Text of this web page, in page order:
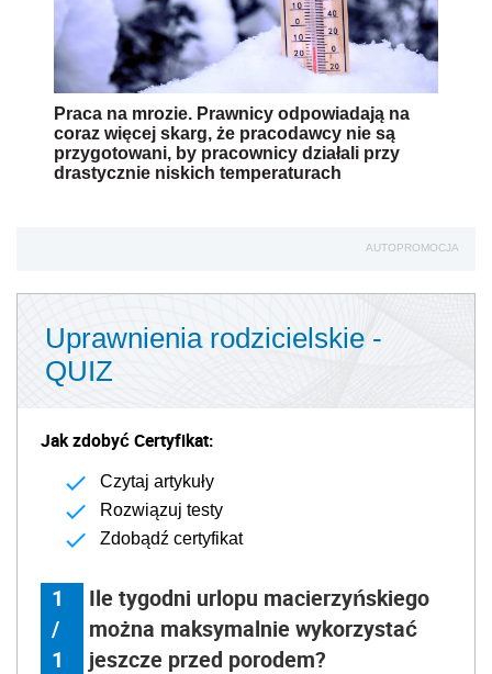
Praca na mrozie. Prawnicy odpowiadają na
coraz więcej skarg, że pracodawcy nie są
przygotowani, by pracownicy działali przy
drastycznie niskich temperaturach
AUTOPROMOCJA
Uprawnienia rodzicielskie -
QUIZ
Jak zdobyć Certyfikat:
Czytaj artykuły
Rozwiązuj testy
Zdobądź certyfikat
1
/
1
Ile tygodni urlopu macierzyńskiego
można maksymalnie wykorzystać
jeszcze przed porodem?